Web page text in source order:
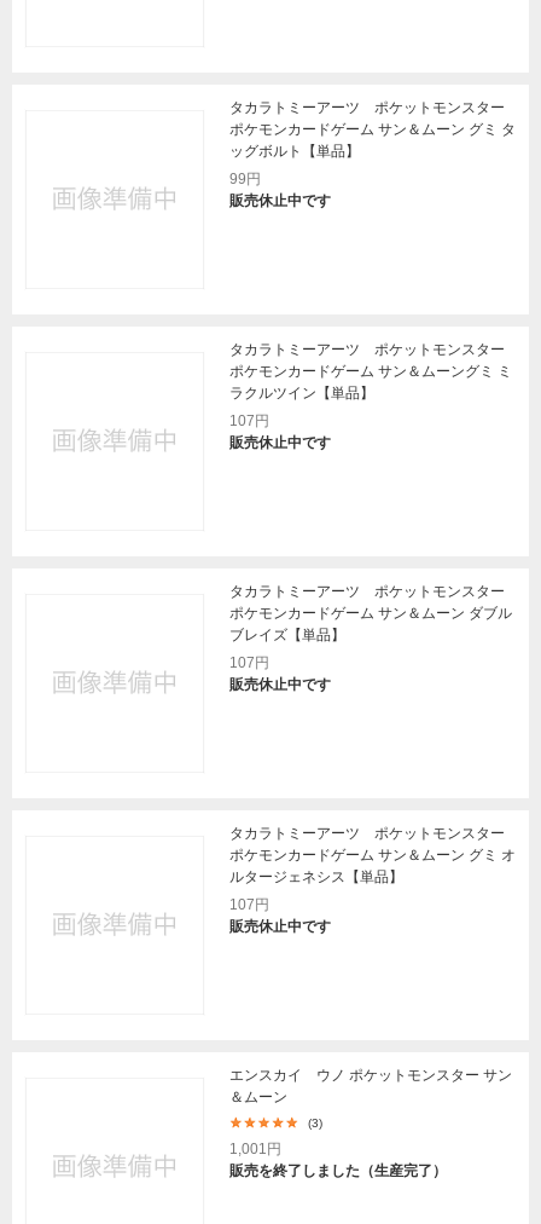
タカラトミーアーツ ポケットモンスター
ポケモンカードゲーム サン＆ムーン グミ タ
ッグボルト【単品】
99円
販売休止中です
タカラトミーアーツ ポケットモンスター
ポケモンカードゲーム サン＆ムーングミ ミ
ラクルツイン【単品】
107円
販売休止中です
タカラトミーアーツ ポケットモンスター
ポケモンカードゲーム サン＆ムーン ダブル
ブレイズ【単品】
107円
販売休止中です
タカラトミーアーツ ポケットモンスター
ポケモンカードゲーム サン＆ムーン グミ オ
ルタージェネシス【単品】
107円
販売休止中です
エンスカイ ウノ ポケットモンスター サン
＆ムーン
(3)
1,001円
販売を終了しました（生産完了）